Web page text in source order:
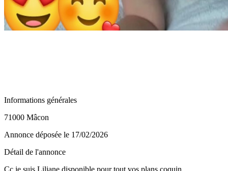
Informations générales
71000 Mâcon
Annonce déposée le 17/02/2026
Détail de l'annonce
Cc je suis Liliane disponible pour tout vos plans coquin